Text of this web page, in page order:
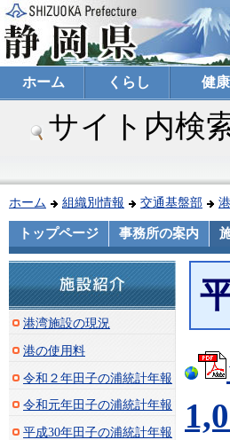
ホーム くらし 健
サイト内検
ホーム 組織別情報 交通基盤部
トップページ 事務所の案内
港湾施設の現況
港の使用料
令和２年田子の浦統計年報
令和元年田子の浦統計年報
平成30年田子の浦統計年報